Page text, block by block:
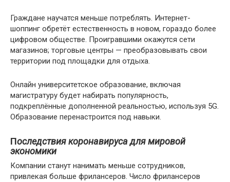
Граждане научатся меньше потреблять. Интернет-
шоппинг обретёт естественность в новом, гораздо более
цифровом обществе. Проигравшими окажутся сети
магазинов; торговые центры — преобразовывать свои
территории под площадки для отдыха.
Онлайн университетское образование, включая
магистратуру будет набирать популярность,
подкреплённые дополненной реальностью, используя 5G.
Образование перенастроится под навыки.
Последствия коронавируса для мировой
экономики
Компании станут нанимать меньше сотрудников,
привлекая больше фрилансеров. Число фрилансеров